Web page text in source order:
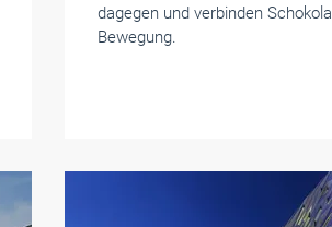
dagegen und verbinden
Bewegung.